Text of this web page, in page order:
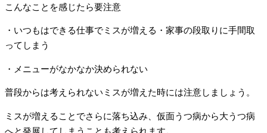
こんなことを感じたら要注意
・いつもはできる仕事でミスが増える・家事の段取りに手間取
ってしまう
・メニューがなかなか決められない
普段からは考えられないミスが増えた時には注意しましょう。
ミスが増えることでさらに落ち込み、仮面うつ病から大うつ病
へと発展してしまうことも考えられます。